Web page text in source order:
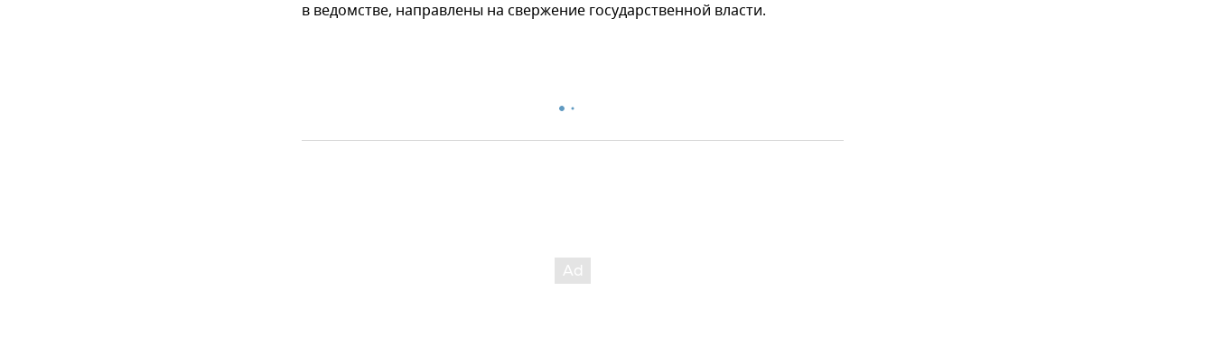
в ведомстве, направлены на свержение государственной власти.